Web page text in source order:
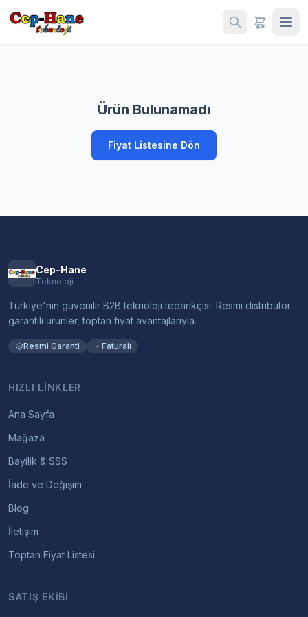
Ürün Bulunamadı
Fiyat Listesine Dön
Cep-Hane
Teknoloji
Türkiye'nin güvenilir B2B teknoloji tedarikçisi. Resmi distribütör
garantili ürünler, toptan fiyat avantajlarıyla.
Resmi Garanti Faturalı
HIZLI LINKLER
Ana Sayfa
Mağaza
Bayilik & SSS
İade ve Değişim
Blog
İletişim
Toptan Fiyat Listesi
SATIŞ EKIBI